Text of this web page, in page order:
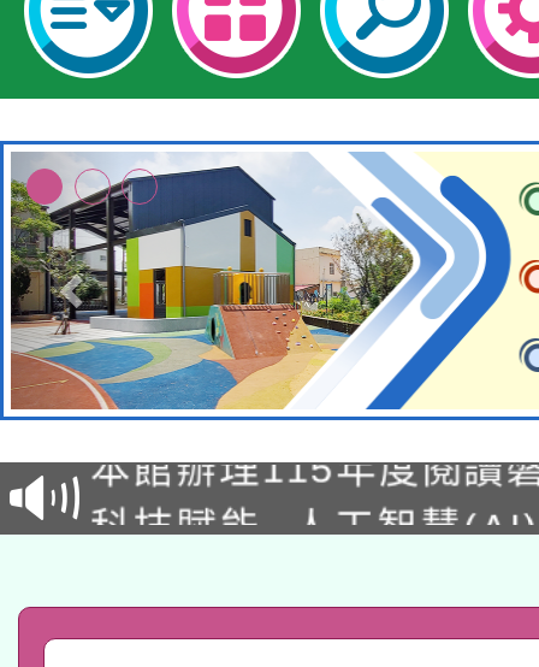
適應運動共學行動站研
暨閱讀推動專業研習
科技賦能─人工智慧
「數位內容與教學軟體